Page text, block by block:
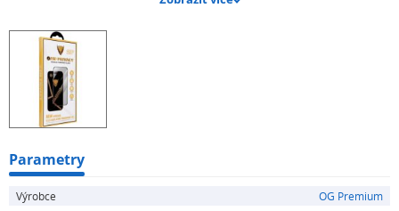
Dvojitá oleofóbní vrstva snižuje množství otisků, prachu i
nečistot na skle. Díky tomu máš na displeji déle čistý
obraz a příjemné používání.
Hlavní vlastnosti:
Privacy filtr pro ochranu soukromí při pohledu na displej
přilnavostí
Tloušťka 0.27 mm pro 100% průhlednost a zachování
dotykových funkcí
Parametry
Výrobce OG Premium